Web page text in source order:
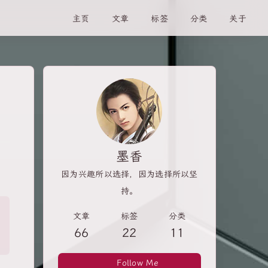
主页 文章 标签 分类 关于
墨香
因为兴趣所以选择，因为选择所以坚
持。
文章
66
标签
22
分类
11
Follow Me